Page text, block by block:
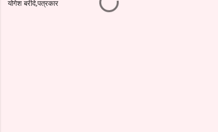
योगेश बरीदे,पत्रकार